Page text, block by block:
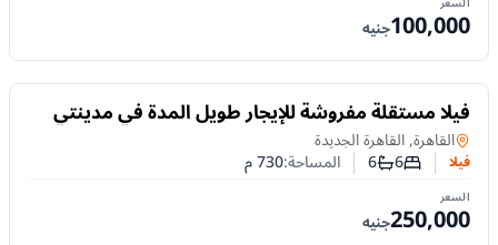
100,000جنيه
للايجار
فيلا مستقلة مفروشة للإيجار طويل المدة في مدينتي
VG2 تتميز بمساحات واسعة
فيلافي
القاهرة, القاهرة الجديدة
فيلا عدد غرف النوم
6عدد الحمامات
6 المساحة:730م
السعر
250,000جنيه